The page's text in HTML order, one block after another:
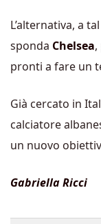
L’alternativa, a
sponda Chelsea
pronti a fare un
Già cercato in
calciatore
un nuovo
Gabriella Ricci